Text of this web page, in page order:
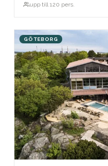
upp till 120 pers.
GÖTEBORG